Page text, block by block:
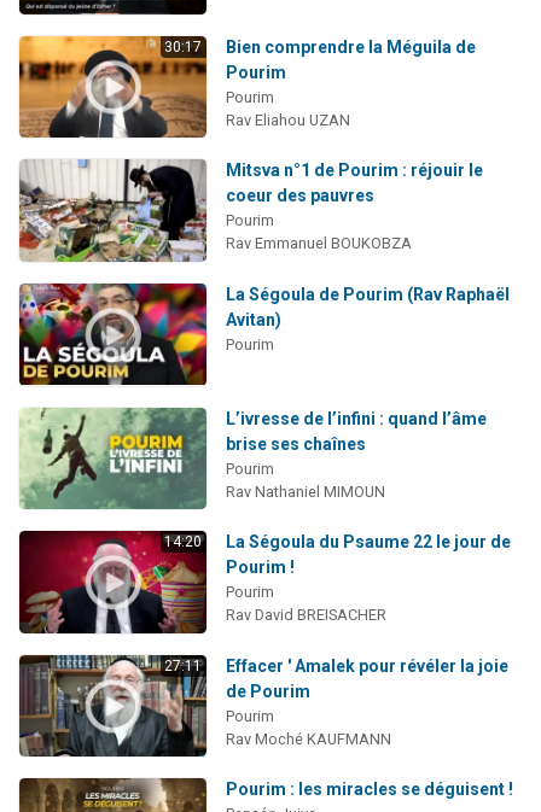
30:17
Bien comprendre la Méguila de
Pourim
Pourim
Rav Eliahou UZAN
Mitsva n°1 de Pourim : réjouir le
coeur des pauvres
Pourim
Rav Emmanuel BOUKOBZA
La Ségoula de Pourim (Rav Raphaël
Avitan)
Pourim
L’ivresse de l’infini : quand l’âme
brise ses chaînes
Pourim
Rav Nathaniel MIMOUN
14:20
La Ségoula du Psaume 22 le jour de
Pourim !
Pourim
Rav David BREISACHER
27:11
Effacer ' Amalek pour révéler la joie
de Pourim
Pourim
Rav Moché KAUFMANN
Pourim : les miracles se déguisent !